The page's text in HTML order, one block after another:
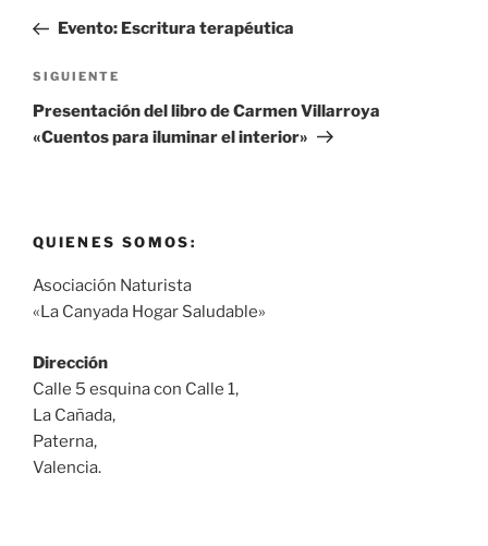
entradas
anterior:
Evento: Escritura terapéutica
Siguiente
entrada
SIGUIENTE
Presentación del libro de Carmen Villarroya
«Cuentos para iluminar el interior»
QUIENES SOMOS:
Asociación Naturista
«La Canyada Hogar Saludable»
Dirección
Calle 5 esquina con Calle 1,
La Cañada,
Paterna,
Valencia.